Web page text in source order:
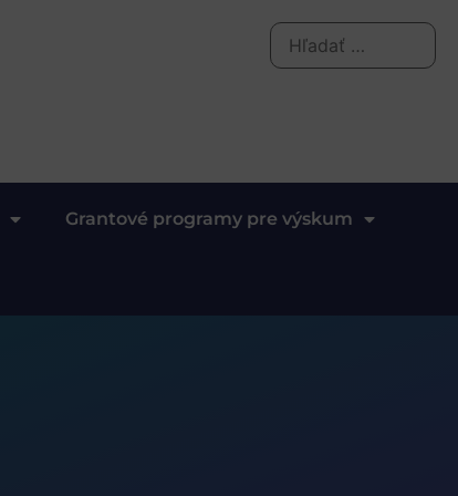
Grantové programy pre výskum